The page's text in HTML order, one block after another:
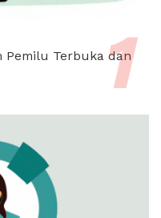
Pemilu Terbuka dan